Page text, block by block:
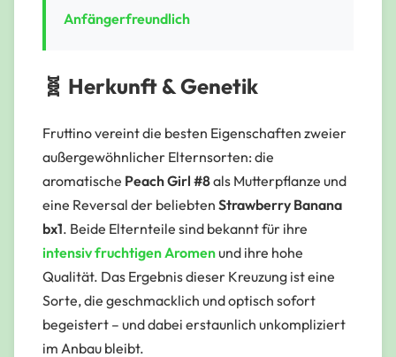
Anfängerfreundlich
🧬 Herkunft & Genetik
Fruttino vereint die besten Eigenschaften zweier
außergewöhnlicher Elternsorten: die
aromatische Peach Girl #8als Mutterpflanze und
eine Reversal der beliebten Strawberry Banana
bx1. Beide Elternteile sind bekannt für ihre
intensiv fruchtigen Aromenund ihre hohe
Qualität. Das Ergebnis dieser Kreuzung ist eine
Sorte, die geschmacklich und optisch sofort
begeistert – und dabei erstaunlich unkompliziert
im Anbau bleibt.